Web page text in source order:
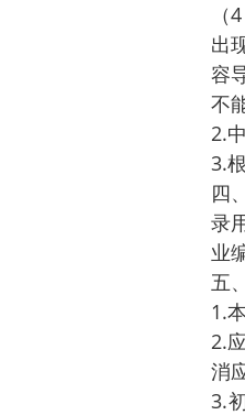
出
容
不
2.
3.
四
录
业
五
1.
2.
消
3.